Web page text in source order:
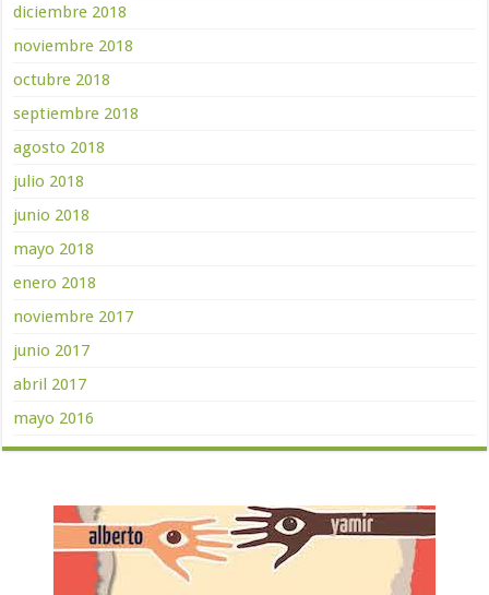
diciembre 2018
noviembre 2018
octubre 2018
septiembre 2018
agosto 2018
julio 2018
junio 2018
mayo 2018
enero 2018
noviembre 2017
junio 2017
abril 2017
mayo 2016